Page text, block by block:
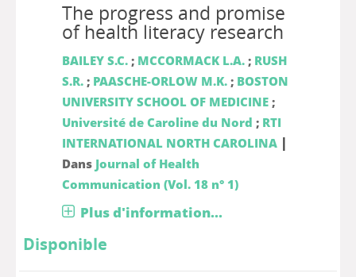
The progress and promise
of health literacy research
BAILEY S.C.; MCCORMACK L.A.; RUSH
S.R.; PAASCHE-ORLOW M.K.; BOSTON
UNIVERSITY SCHOOL OF MEDICINE;
Université de Caroline du Nord ; RTI
INTERNATIONAL NORTH CAROLINA |
Dans Journal of Health
Communication (Vol. 18 n° 1)
Plus d'information...
Disponible